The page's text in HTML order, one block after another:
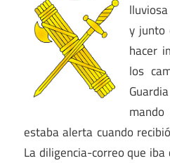
y junto
hacer
los
estaba alerta cuando
La diligencia-correo que